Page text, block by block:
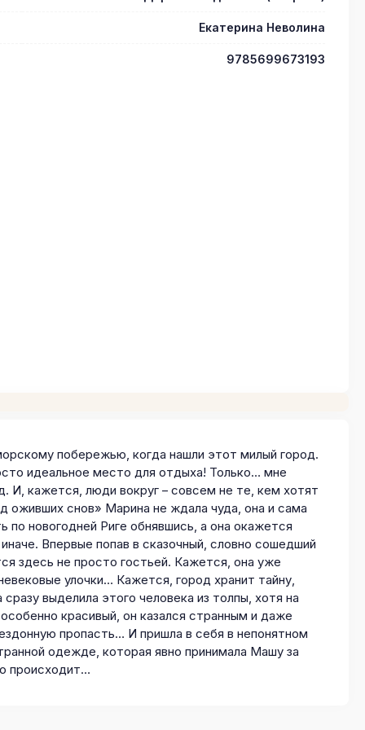
Екатерина Неволина
9785699673193
побережью, когда нашли этот милый город.
идеальное место для отдыха! Только… мне
И, кажется, люди вокруг – совсем не те, кем хотят
оживших снов» Марина не ждала чуда, она и сама
по новогодней Риге обнявшись, а она окажется
Впервые попав в сказочный, словно сошедший
здесь не просто гостьей. Кажется, она уже
улочки… Кажется, город хранит тайну,
выделила этого человека из толпы, хотя на
красивый, он казался странным и даже
пропасть… И пришла в себя в непонятном
одежде, которая явно принимала Машу за
происходит…